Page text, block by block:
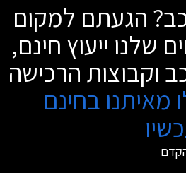
הגעתם למקום
שלנו ייעוץ חינם,
וקבוצות הרכישה
מאיתנו בחינם